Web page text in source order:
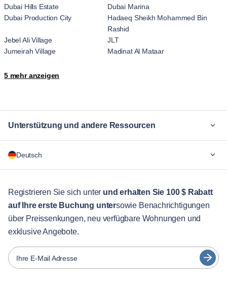
Dubai Hills Estate
Dubai Marina
Dubai Production City
Hadaeq Sheikh Mohammed Bin
Rashid
Jebel Ali Village
JLT
Jumeirah Village
Madinat Al Mataar
Nad Al Sheba
5 mehr anzeigen
Unterstützung und andere Ressourcen
Für Unternehmen
Gästebetreuung
Stadt-Guide
Partner
Vermieter von Möbeln
Vermieter
Deutsch
English
Português
Español
Français
Registrieren Sie sich unter und erhalten Sie 100 $ Rabatt
auf Ihre erste Buchung untersowie Benachrichtigungen
über Preissenkungen, neu verfügbare Wohnungen und
exklusive Angebote.
Ihre E-Mail Adresse